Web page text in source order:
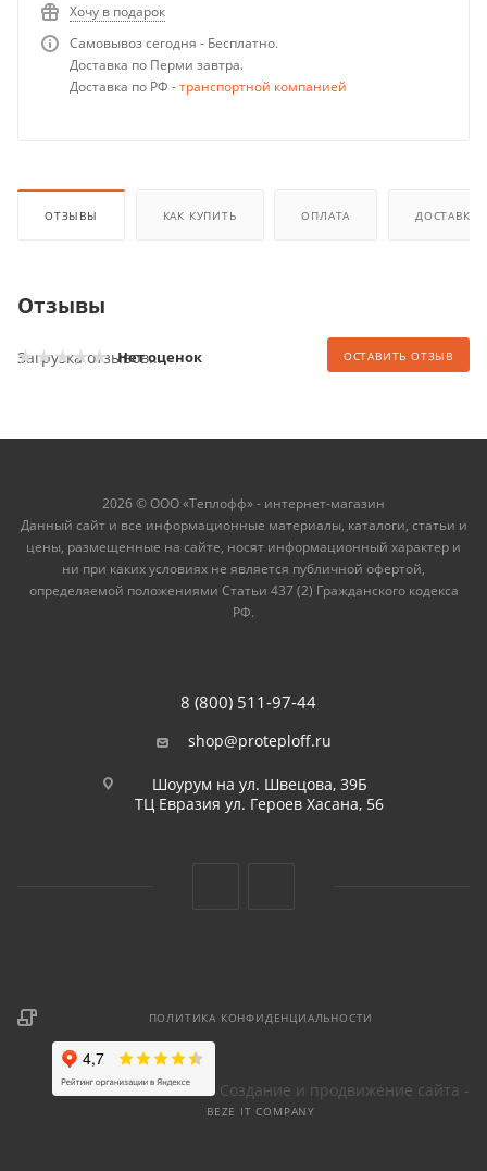
Хочу в подарок
Самовывоз сегодня - Бесплатно.
Доставка по Перми завтра.
Доставка по РФ -транспортной компанией
ОТЗЫВЫ КАК КУПИТЬ ОПЛАТА ДОСТАВКА
Отзывы
Нет оценок ОСТАВИТЬ ОТЗЫВ
Загрузка отзывов...
2026 © ООО «Теплофф» - интернет-магазин
Данный сайт и все информационные материалы, каталоги, статьи и
цены, размещенные на сайте, носят информационный характер и
ни при каких условиях не является публичной офертой,
определяемой положениями Статьи 437 (2) Гражданского кодекса
РФ.
8 (800) 511-97-44
shop@proteploff.ru
Шоурум на ул. Швецова, 39Б
ТЦ Евразия ул. Героев Хасана, 56
ПОЛИТИКА КОНФИДЕНЦИАЛЬНОСТИ
Создание и продвижение сайта -
BEZE IT COMPANY